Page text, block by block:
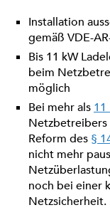
Installation
gemäß VDE-
Bis 11 kW
beim
möglich
Bei mehr als 11
Netzbetreibers
Reform des §
nicht mehr
noch bei einer
Netzsicherheit.